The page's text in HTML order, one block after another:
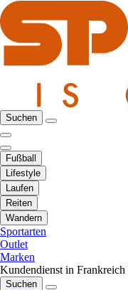
Suchen
Fußball
Lifestyle
Laufen
Reiten
Wandern
Sportarten
Outlet
Marken
Kundendienst in Frankreich
Suchen